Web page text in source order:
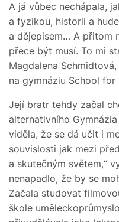
A já vůbec nechápala,
a fyzikou, historii a
a dějepisem… A přitom
přece být musí. To mi
Magdalena
na gymnáziu School for
Její bratr tehdy začal
alternativního
viděla, že se dá učit i
souvislosti jak mezi
a skutečným světem,“
nenapadlo, že by se
Začala studovat
škole